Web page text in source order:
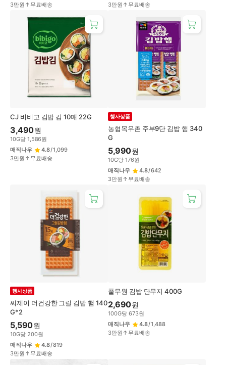
3만원↑무료배송
3만원↑무료배송
CJ 비비고 김밥 김 10매 22G
3,490원
10G당 1,586원
매직나우
4.8/1,099
3만원↑무료배송
농협목우촌 주부9단 김밥 햄 340
G
행사상품
5,990원
10G당 176원
매직나우
4.8/642
3만원↑무료배송
씨제이 더건강한 그릴 김밥 햄 140
G*2
행사상품
5,590원
10G당 200원
매직나우
4.8/819
3만원↑무료배송
풀무원 김밥 단무지 400G
2,690원
100G당 673원
매직나우
4.8/1,488
3만원↑무료배송